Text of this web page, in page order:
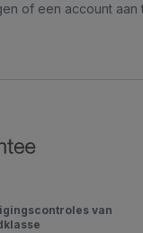
of een account
van